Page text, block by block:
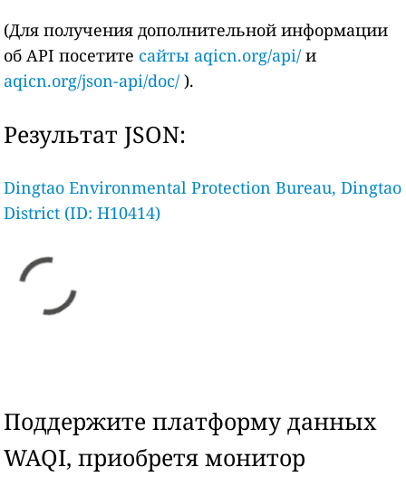
(Для получения дополнительной информации
об API посетите сайты aqicn.org/api/ и
aqicn.org/json-api/doc/ ).
Результат JSON:
Dingtao Environmental Protection Bureau, Dingtao
District (ID: H10414)
Поддержите платформу данных
WAQI, приобретя монитор